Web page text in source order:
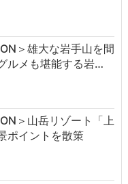
＞雄大な岩手山を間
ルメも堪能する岩…
＞山岳リゾート「上
ポイントを散策